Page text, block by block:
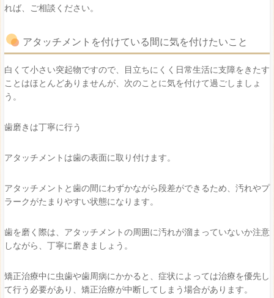
れば、ご相談ください。
アタッチメントを付けている間に気を付けたいこと
白くて小さい突起物ですので、目立ちにくく日常生活に支障をきたす
ことはほとんどありませんが、次のことに気を付けて過ごしましょ
う。
歯磨きは丁寧に行う
アタッチメントは歯の表面に取り付けます。
アタッチメントと歯の間にわずかながら段差ができるため、汚れやプ
ラークがたまりやすい状態になります。
歯を磨く際は、アタッチメントの周囲に汚れが溜まっていないか注意
しながら、丁寧に磨きましょう。
矯正治療中に虫歯や歯周病にかかると、症状によっては治療を優先し
て行う必要があり、矯正治療が中断してしまう場合があります。